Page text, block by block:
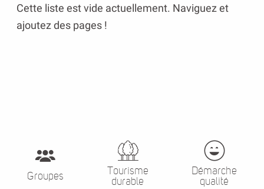
Cette liste est vide actuellement. Naviguez et
ajoutez des pages !
Groupes
Tourisme
durable
Démarche
qualité